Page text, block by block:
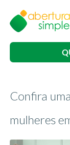
Confira
mulheres